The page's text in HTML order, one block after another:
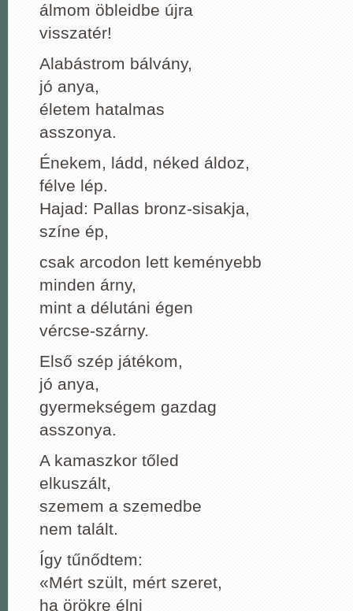
álmom öbleidbe újra
visszatér!
Alabástrom bálvány,
jó anya,
életem hatalmas
asszonya.
Énekem, ládd, néked áldoz,
félve lép.
Hajad: Pallas bronz-sisakja,
színe ép,
csak arcodon lett keményebb
minden árny,
mint a délutáni égen
vércse-szárny.
Első szép játékom,
jó anya,
gyermekségem gazdag
asszonya.
A kamaszkor tőled
elkuszált,
szemem a szemedbe
nem talált.
Így tűnődtem:
«Mért szült, mért szeret,
ha örökre élni